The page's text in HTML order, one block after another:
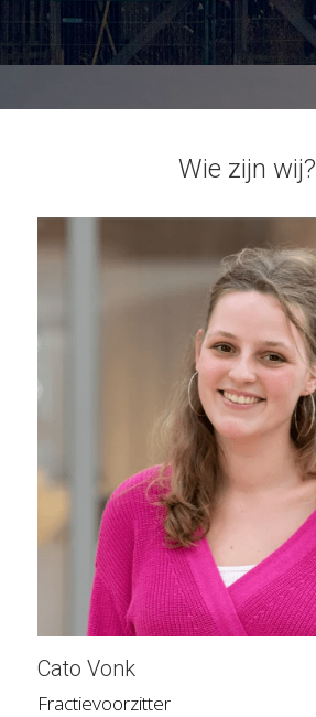
Wie zijn wij?
Cato Vonk
Fractievoorzitter